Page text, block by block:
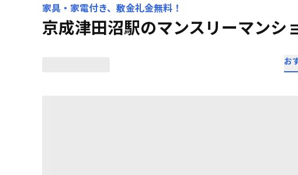
家具・家電付き、敷金礼金無料！
京成津田沼駅のマンスリーマンシ
お